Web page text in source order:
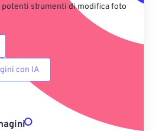
potenti strumenti di modifica foto
con IA